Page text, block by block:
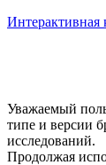
Интерактивная
Уважаемый
типе и версии
исследований.
Продолжая